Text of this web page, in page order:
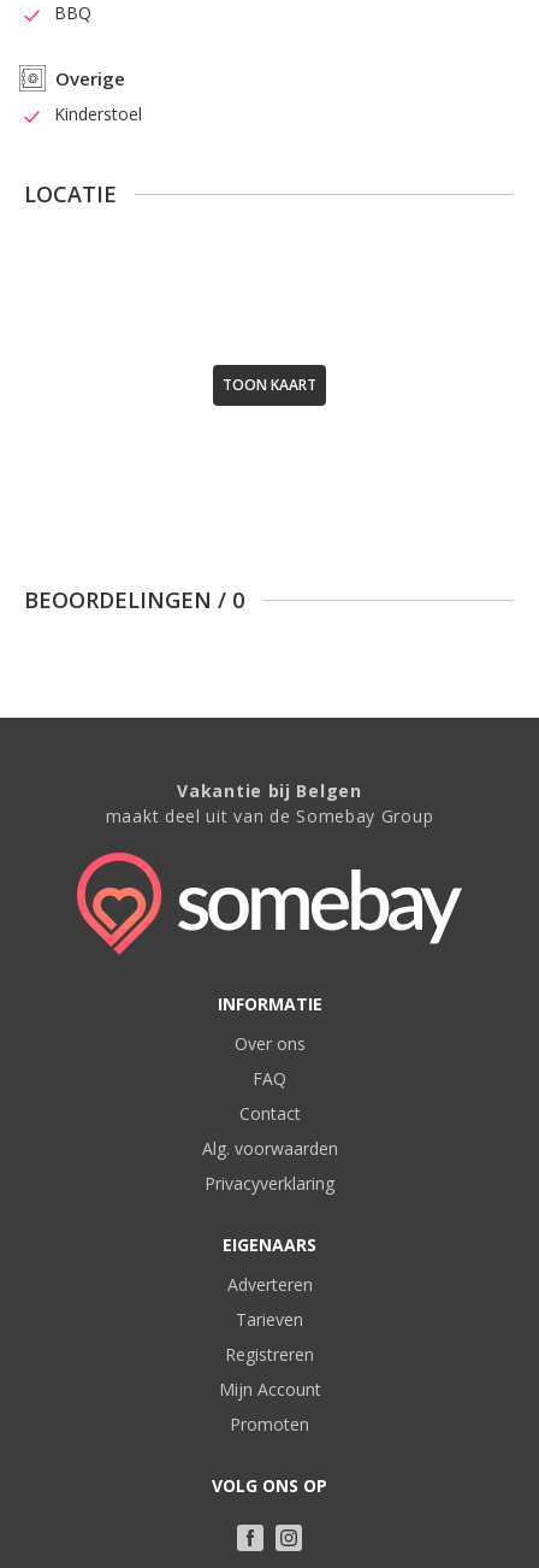
BBQ
Overige
Kinderstoel
LOCATIE
TOON KAART
BEOORDELINGEN / 0
Vakantie bij Belgen
maakt deel uit van de Somebay Group
INFORMATIE
Over ons
FAQ
Contact
Alg. voorwaarden
Privacyverklaring
EIGENAARS
Adverteren
Tarieven
Registreren
Mijn Account
Promoten
VOLG ONS OP